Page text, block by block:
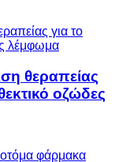
θεραπείας
οζώδες